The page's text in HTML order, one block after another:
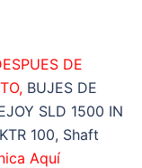
DE
BUJES DE
SLD 1500 IN
100, Shaft
Aquí